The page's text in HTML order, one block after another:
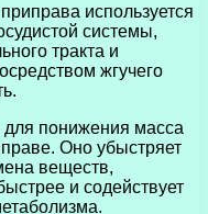
используется
системы,
тракта и
жгучего
понижения масса
Оно убыстряет
веществ,
и содействует